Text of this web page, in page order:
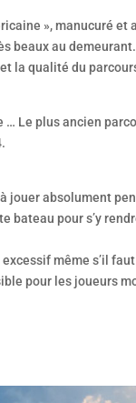
», manucuré
beaux au demeurant.
la qualité du
Le plus ancien
absolument
pour s’y
même s’il
pour les joueurs